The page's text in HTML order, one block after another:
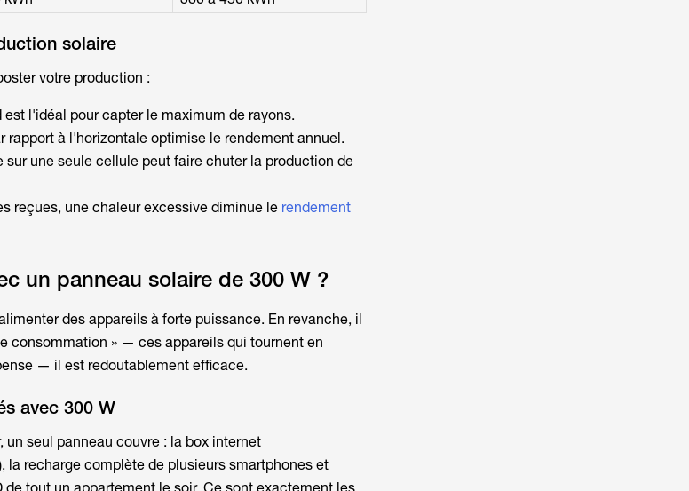
solaire
votre production :
l'idéal pour capter le maximum de rayons.
rapport à l'horizontale optimise le rendement annuel.
une seule cellule peut faire chuter la production de
reçues, une chaleur excessive diminue le rendement
un panneau solaire de 300 W ?
des appareils à forte puissance. En revanche, il
consommation » — ces appareils qui tournent en
— il est redoutablement efficace.
avec 300 W
seul panneau couvre : la box internet
la recharge complète de plusieurs smartphones et